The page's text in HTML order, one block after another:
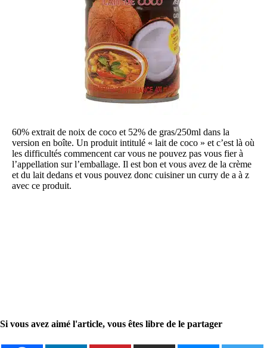
60% extrait de noix de coco et 52% de gras/250ml dans la
version en boîte. Un produit intitulé « lait de coco » et c’est là où
les difficultés commencent car vous ne pouvez pas vous fier à
l’appellation sur l’emballage. Il est bon et vous avez de la crème
et du lait dedans et vous pouvez donc cuisiner un curry de a à z
avec ce produit.
Si vous avez aimé l'article, vous êtes libre de le partager